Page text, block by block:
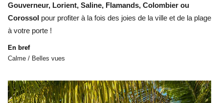
Gouverneur, Lorient, Saline, Flamands, Colombier ou
Corossol pour profiter à la fois des joies de la ville et de la plage
à votre porte !
En bref
Calme / Belles vues